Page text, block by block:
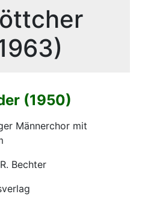
(1950)
Männerchor mit
Bechter